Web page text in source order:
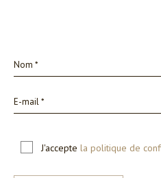
J'accepte la politique de